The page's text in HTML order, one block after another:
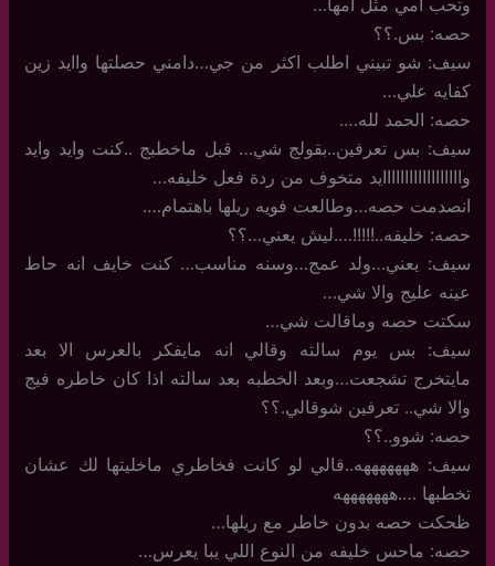
حصه: بس.؟؟
سيف: شو تبيني اطلب اكثر من جي…دامني حصلتها واايد زين
كفايه علي…
حصه: الحمد لله….
سيف: بس تعرفين..بقولج شي… قبل ماخطبج ..كنت وايد وايد
واااااااااااااااااايد متخوف من ردة فعل خليفه…
انصدمت حصه…وطالعت فويه ريلها باهتمام….
حصه: خليفه..!!!!!….ليش يعني…؟؟
سيف: يعني…ولد عمج…وسنه مناسب… كنت خايف انه حاط
عينه عليج والا شي…
سكتت حصه وماقالت شي…
سيف: بس يوم سالته وقالي انه مايفكر بالعرس الا بعد
مايتخرج تشجعت…وبعد الخطبه بعد سالته اذا كان خاطره فيج
والا شي.. تعرفين شوقالي.؟؟
حصه: شوو..؟؟
سيف: هههههههه..قالي لو كانت فخاطري ماخليتها لك عشان
تخطبها ….هههههههه
ظحكت حصه بدون خاطر مع ريلها…
حصه: ماحس خليفه من النوع اللي يبا يعرس…